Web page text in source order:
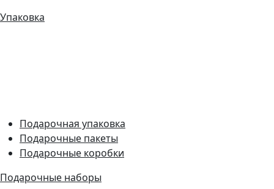
Упаковка
Подарочная упаковка
Подарочные пакеты
Подарочные коробки
Подарочные наборы